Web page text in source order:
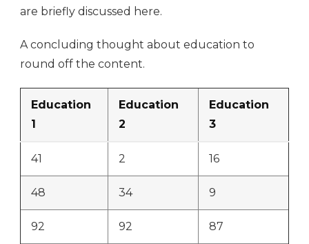
are briefly discussed here.
A concluding thought about education to
round off the content.
Education
1
Education
2
Education
3
41 2 16
48 34 9
92 92 87